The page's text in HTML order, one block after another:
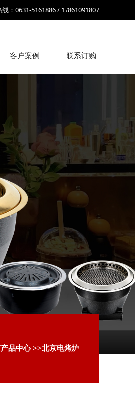
线：0631-5161886 / 17861091807
客户案例 联系订购
品中心>>北京电烤炉